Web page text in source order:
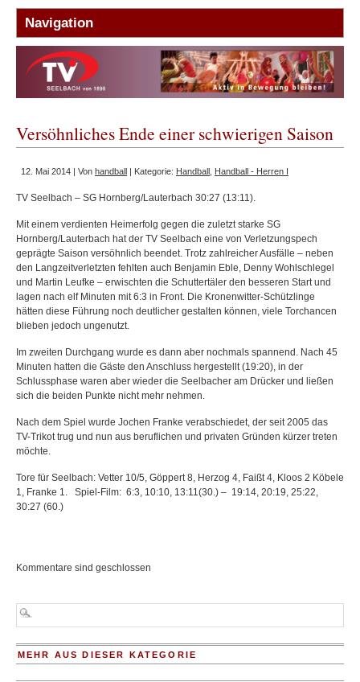
Versöhnliches Ende einer schwierigen Saison
12. Mai 2014 | Von handball | Kategorie: Handball Handball - Herren I
TV Seelbach – SG Hornberg/Lauterbach 30:27 (13:11).
Mit einem verdienten Heimerfolg gegen die zuletzt starke SG
Hornberg/Lauterbach hat der TV Seelbach eine von Verletzungspech
geprägte Saison versöhnlich beendet. Trotz zahlreicher Ausfälle – neben
den Langzeitverletzten fehlten auch Benjamin Eble, Denny Wohlschlegel
und Martin Leufke – erwischten die Schuttertäler den besseren Start und
lagen nach elf Minuten mit 6:3 in Front. Die Kronenwitter-Schützlinge
hätten diese Führung noch deutlicher gestalten können, viele Torchancen
blieben jedoch ungenutzt.
Im zweiten Durchgang wurde es dann aber nochmals spannend. Nach 45
Minuten hatten die Gäste den Anschluss hergestellt (19:20), in der
Schlussphase waren aber wieder die Seelbacher am Drücker und ließen
sich die beiden Punkte nicht mehr nehmen.
Nach dem Spiel wurde Jochen Franke verabschiedet, der seit 2005 das
TV-Trikot trug und nun aus beruflichen und privaten Gründen kürzer treten
möchte.
Tore für Seelbach: Vetter 10/5, Göppert 8, Herzog 4, Faißt 4, Kloos 2 Köbele
1, Franke 1. Spiel-Film: 6:3, 10:10, 13:11(30.) – 19:14, 20:19, 25:22,
30:27 (60.)
Kommentare sind geschlossen
MEHR AUS DIESER KATEGORIE